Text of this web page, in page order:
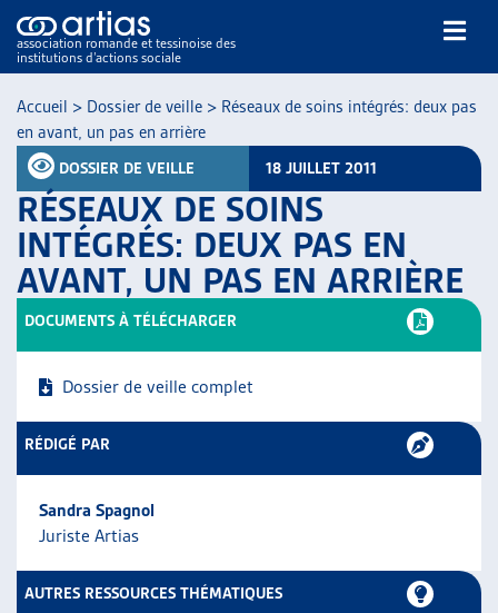
association romande et tessinoise des
institutions d’actions sociale
NOS PUBLICATIONS
ARTICLES
RESSOURCES
THÉMATIQUES
GUIDE SOCIAL ROMAND
ARTIAS
L’ASSOCIATION
PROJETS ET ACTIVITÉS
JOURNÉES D’AUTOMNE
Accueil > Dossier de veille > Réseaux de soins intégrés: deux pas
en avant, un pas en arrière
DOSSIER DE VEILLE 18 JUILLET 2011
RÉSEAUX DE SOINS
INTÉGRÉS: DEUX PAS EN
AVANT, UN PAS EN ARRIÈRE
DOCUMENTS À TÉLÉCHARGER
Dossier de veille complet
RÉDIGÉ PAR
Sandra Spagnol
Juriste Artias
AUTRES RESSOURCES THÉMATIQUES